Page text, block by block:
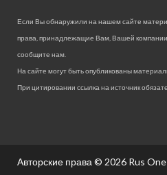
Если Вы обнаружили на нашем сайте
права, принадлежащие Вам, Вашей компании
сообщите нам.
На сайте могут быть опубликованы
При цитировании ссылка на источник
Авторские права © 2026 Rus